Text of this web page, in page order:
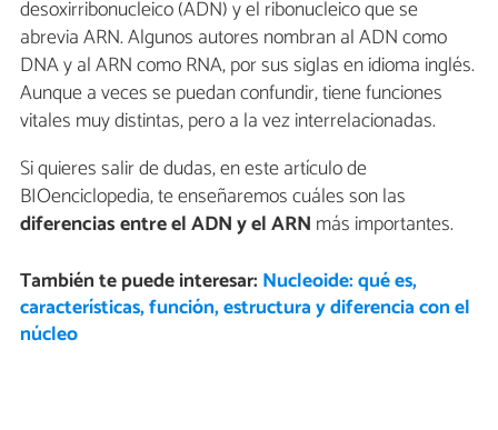
desoxirribonucleico (ADN) y el ribonucleico que se
abrevia ARN. Algunos autores nombran al ADN como
DNA y al ARN como RNA, por sus siglas en idioma inglés.
Aunque a veces se puedan confundir, tiene funciones
vitales muy distintas, pero a la vez interrelacionadas.
Si quieres salir de dudas, en este artículo de
BIOenciclopedia, te enseñaremos cuáles son las
diferencias entre el ADN y el ARN más importantes.
También te puede interesar: Nucleoide: qué es,
características, función, estructura y diferencia con el
núcleo